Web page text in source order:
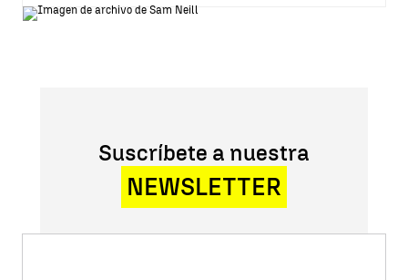
Suscríbete a nuestra
NEWSLETTER